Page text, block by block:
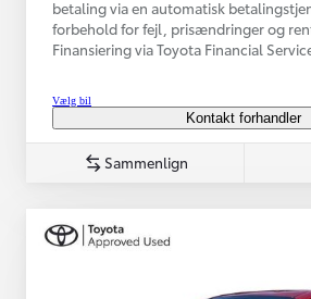
betaling via en automatisk
forbehold for fejl, prisændringer og
Finansiering via Toyota Financial
Vælg bil
Kontakt forhandler
Sammenlign